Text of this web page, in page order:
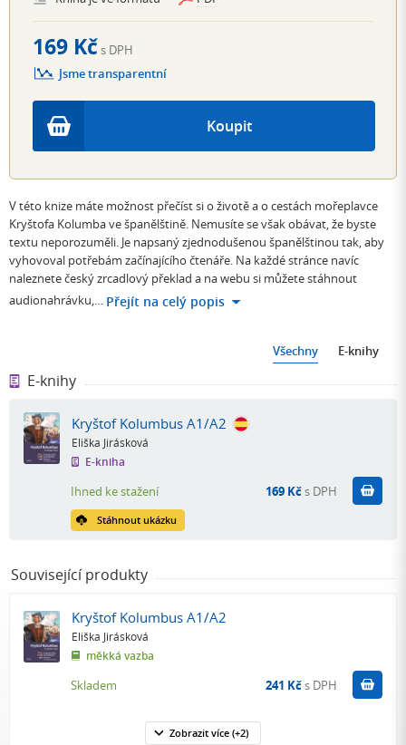
Koupit
169 Kčs DPH
Jsme transparentní
V této knize máte možnost přečíst si o životě a o cestách mořeplavce
Kryštofa Kolumba ve španělštině. Nemusíte se však obávat, že byste
textu neporozuměli. Je napsaný zjednodušenou španělštinou tak, aby
vyhovoval potřebám začínajícího čtenáře. Na každé stránce navíc
naleznete český zrcadlový překlad a na webu si můžete stáhnout
audionahrávku,… Přejít na celý popis
Všechny E-knihy
E-knihy
Kryštof Kolumbus A1/A2
Eliška Jirásková
E-kniha
Stáhnout ukázku
Ihned ke stažení 169 Kčs DPH Koupit
Související produkty
Kryštof Kolumbus A1/A2
Eliška Jirásková
měkká vazba
Skladem 241 Kčs DPH
Zobrazit více (+2)